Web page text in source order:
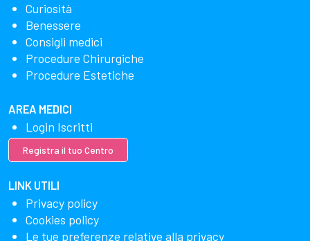
Curiosità
Benessere
Consigli medici
Procedure Chirurgiche
Procedure Estetiche
AREA MEDICI
Login Iscritti
Registra il tuo Centro
LINK UTILI
Privacy policy
Cookies policy
Le tue preferenze relative alla privacy